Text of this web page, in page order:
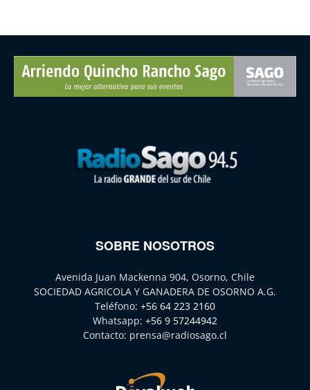
SOBRE NOSOTROS
Avenida Juan Mackenna 904, Osorno, Chile
SOCIEDAD AGRICOLA Y GANADERA DE OSORNO A.G.
Teléfono: +56 64 223 2160
Whatsapp: +56 9 57244942
Contacto: prensa@radiosago.cl